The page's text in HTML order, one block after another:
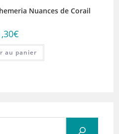
Nuances de Corail
€
au panier